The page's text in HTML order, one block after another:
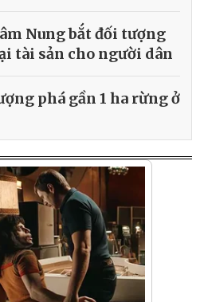
Nung bắt đối tượng
tài sản cho người dân
phá gần 1 ha rừng ở